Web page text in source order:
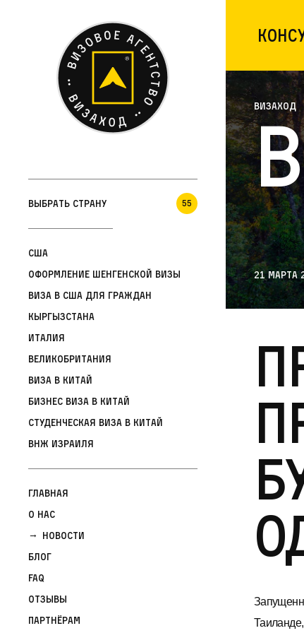
Выбрать страну 55
США
Оформление шенгенской визы
Виза в США для граждан
Кыргызстана
Италия
Великобритания
Виза в Китай
Бизнес виза в Китай
Студенческая виза в Китай
ВНЖ Израиля
Главная
О нас
Новости
Блог
FAQ
Отзывы
Партнёрам
Визаход
21 марта